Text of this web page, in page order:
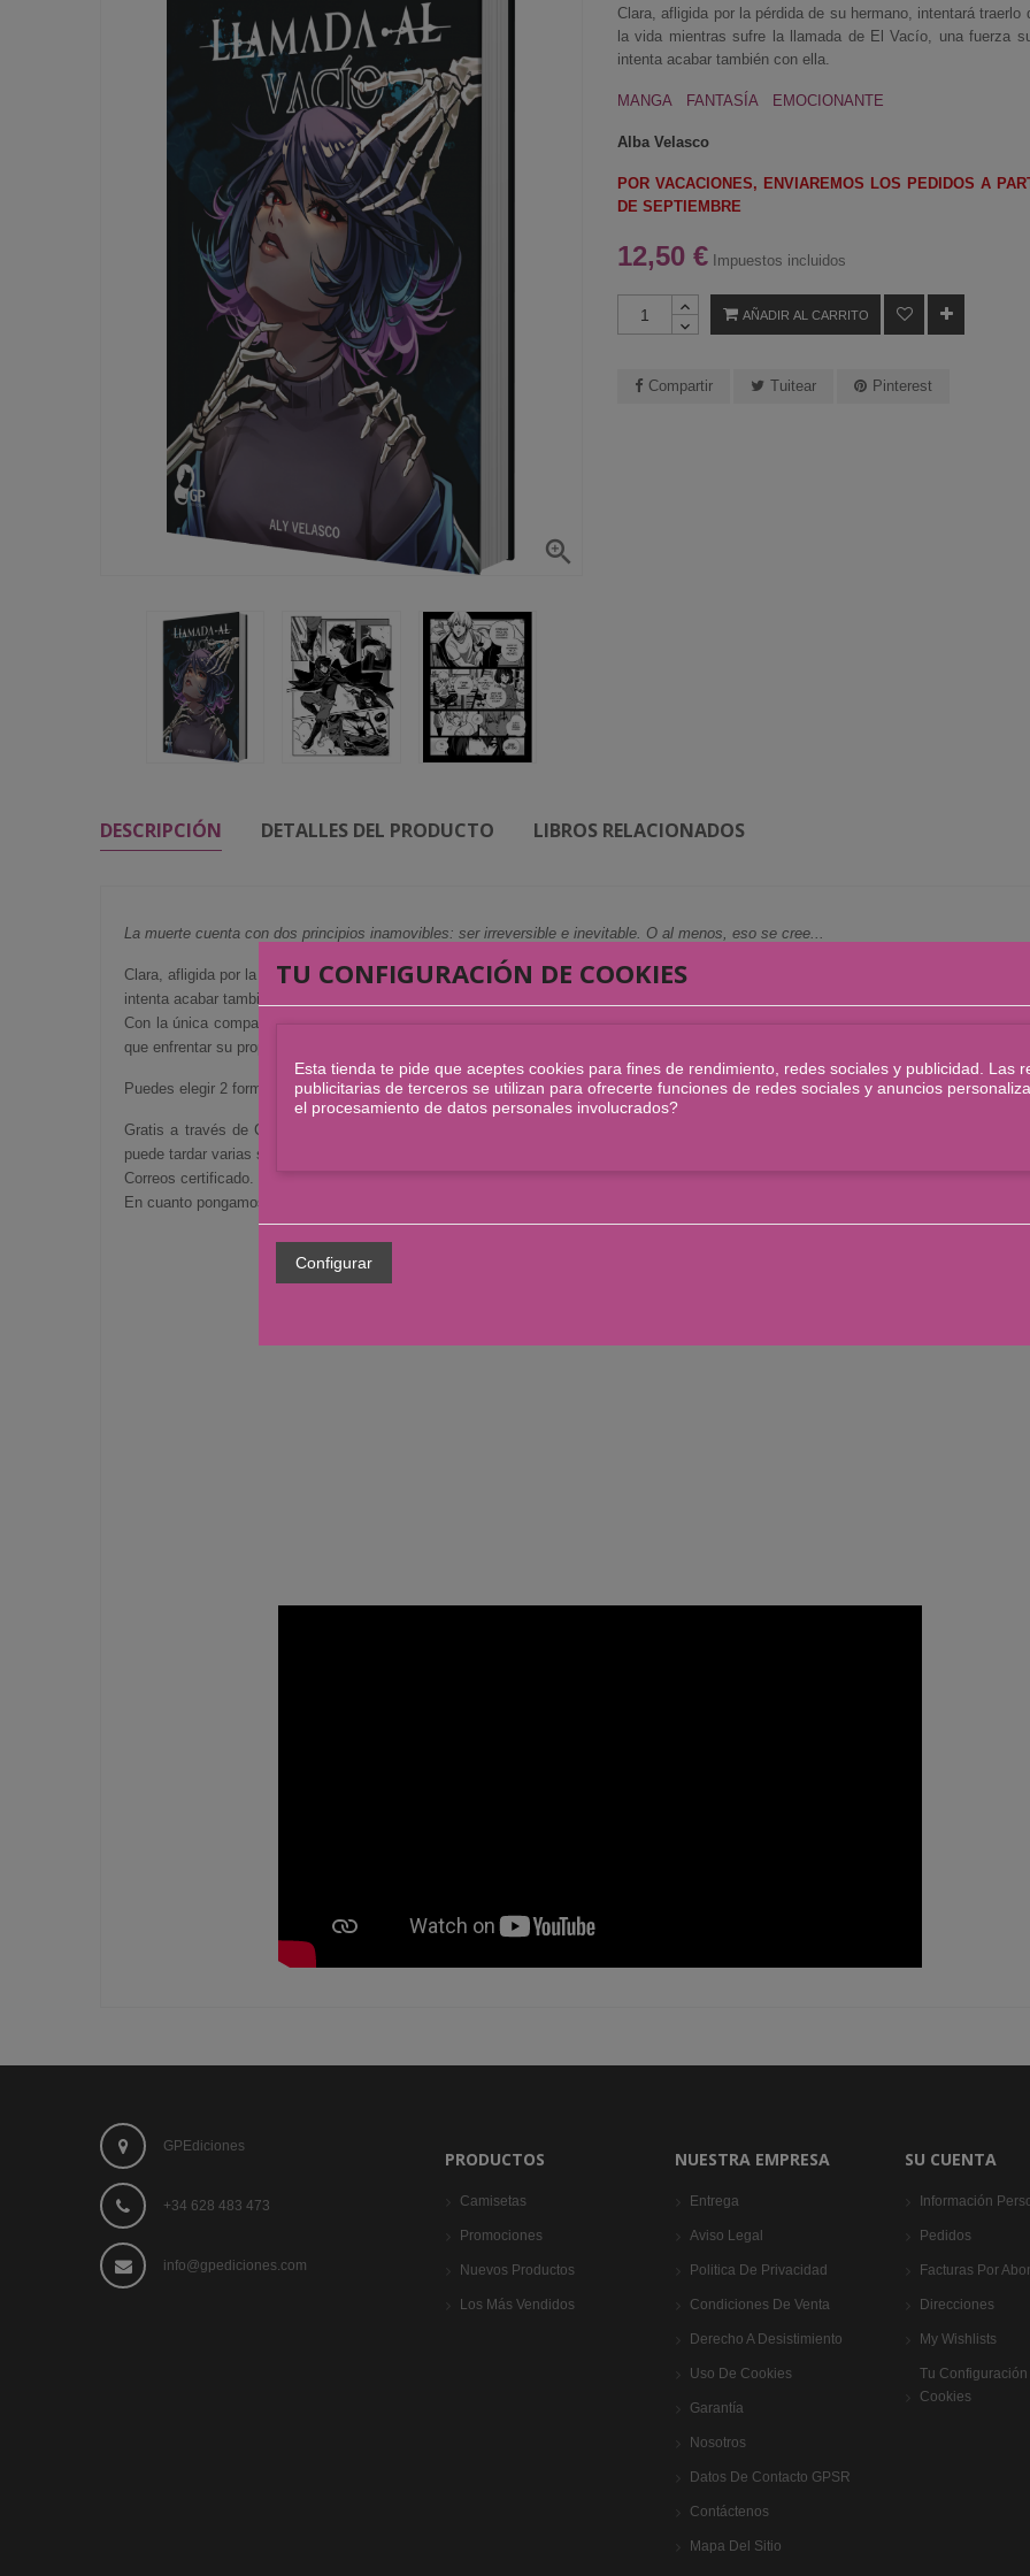

Clara, afligida por la pérdida de su hermano, intentará traerlo
la vida mientras sufre la llamada de El Vacío, una fuerza
intenta acabar también con ella.
MANGA FANTASÍA EMOCIONANTE
Alba Velasco
POR VACACIONES, ENVIAREMOS LOS PEDIDOS A
DE SEPTIEMBRE
12,50 € Impuestos incluidos
AÑADIR AL CARRITO
Compartir Tuitear Pinterest
DESCRIPCIÓN DETALLES DEL PRODUCTO LIBROS RELACIONADOS
La muerte cuenta con dos principios inamovibles: ser irreversible e inevitable. O al menos, eso se cree...
Clara, afligida por la pérdida de su hermano, intentará traerlo de vuelta a la vida mientras sufre la llamada de El Vacío, una fuerza
intenta acabar también con ella.
Con la única compañía de un cuervo que afirma ser su guía, se embarcara en una aventura fantástica donde, además de a la muerte,
que enfrentar su propio tormento.
Puedes elegir 2 formas de envío:
Gratis a través de Correos: Te llegará a casa o, si no cabe en el buzón, te dejarán aviso de Correos. Este servicio no lleva
puede tardar varias semanas en llegar.
Correos certificado. Cuesta 4€, pero lo recibes directamente en tu domicilio en un 48/72 horas.
En cuanto pongamos el paquete en Correos recibirás un mail de confirmación.
GPEdiciones
+34 628 483 473
info@gpediciones.com
PRODUCTOS
Camisetas
Promociones
Nuevos Productos
Los Más Vendidos
NUESTRA EMPRESA
Entrega
Aviso Legal
Politica De Privacidad
Condiciones De Venta
Derecho A Desistimiento
Uso De Cookies
Garantía
Nosotros
Datos De Contacto GPSR
Contáctenos
Mapa Del Sitio
SU CUENTA
Información
Pedidos
Facturas Por
Direcciones
My Wishlists
Tu Configuración
Cookies
TU CONFIGURACIÓN DE COOKIES
Esta tienda te pide que aceptes cookies para fines de rendimiento, redes sociales y publicidad. Las
publicitarias de terceros se utilizan para ofrecerte funciones de redes sociales y anuncios
el procesamiento de datos personales involucrados?